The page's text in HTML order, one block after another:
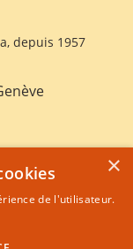
depuis 1957
×
de l'utilisateur.